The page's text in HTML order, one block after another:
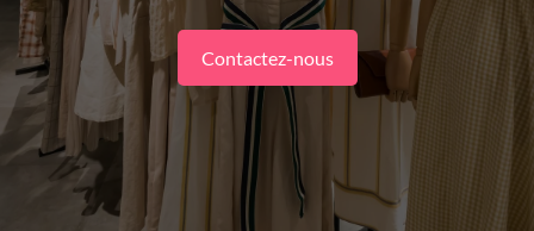
Contactez-nous